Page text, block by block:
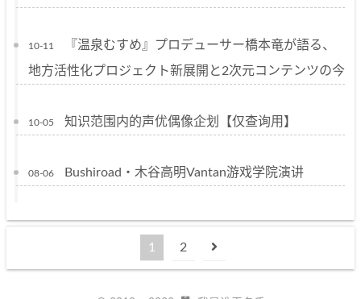
10-11
『温泉むすめ』プロデューサー橋本竜が語る、
地方活性化プロジェクト新展開と2次元コンテンツの今
10-05 知识范围内的声优偶像企划【仅查询用】
08-06 Bushiroad・木谷高明Vantan游戏学院演讲
1 2